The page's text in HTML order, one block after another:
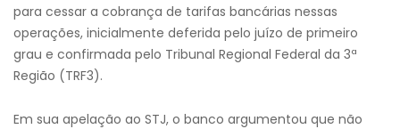
para cessar a cobrança de tarifas bancárias nessas
operações, inicialmente deferida pelo juízo de primeiro
grau e confirmada pelo Tribunal Regional Federal da 3ª
Região (TRF3).
Em sua apelação ao STJ, o banco argumentou que não